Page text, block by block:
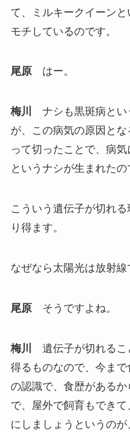
て、ミルキークイーン
モチしているのです。
尾原はー。
梅川
ナシも黒斑病とい
が、この病気の原因と
って切ったことで、病気
というナシが生まれたの
こういう遺伝子が切れ
り得ます。
なぜなら太陽光は放射線
尾原そうですよね。
梅川
遺伝子が切れるこ
得るものなので、今ま
の認識で、食歴がある
で、屋外で飼育もでき
にしましょうというのが